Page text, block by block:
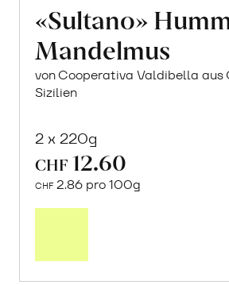
«Sultano»
Mandelmus
von Cooperativa Valdibella aus
Sizilien
2 x 220g
CHF 12.60
CHF 2.86 pro 100g